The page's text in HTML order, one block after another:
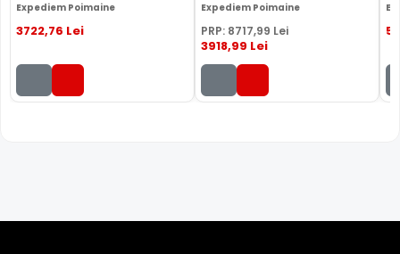
Expediem Poimaine
3722,76 Lei
Expediem Poimaine
PRP: 8717,99 Lei
3918,99 Lei